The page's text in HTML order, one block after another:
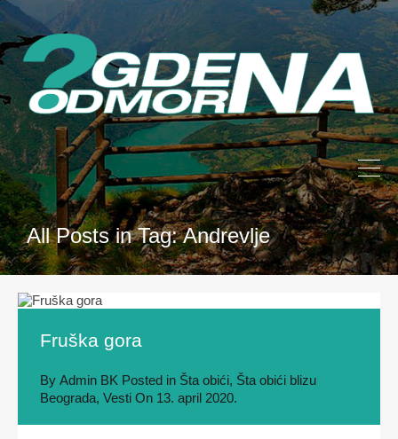
All Posts in Tag: Andrevlje
Fruška gora
By Admin BK Posted in Šta obići, Šta obići blizu
Beograda, Vesti On 13. april 2020.